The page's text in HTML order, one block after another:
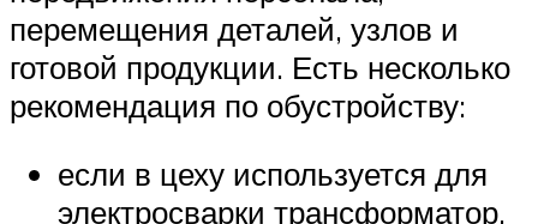
перемещения деталей, узлов и
готовой продукции. Есть несколько
рекомендация по обустройству:
если в цеху используется для
электросварки трансформатор,